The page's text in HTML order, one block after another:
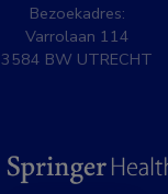
Bezoekadres:
Varrolaan 114
3584 BW UTRECHT